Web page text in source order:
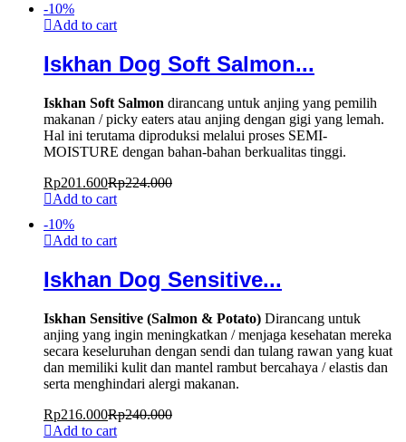
-10%
Add to cart
Iskhan Dog Soft Salmon...
Iskhan Soft Salmon dirancang untuk anjing yang pemilih
makanan / picky eaters atau anjing dengan gigi yang lemah.
Hal ini terutama diproduksi melalui proses SEMI-
MOISTURE dengan bahan-bahan berkualitas tinggi.
Rp201.600Rp224.000
Add to cart
-10%
Add to cart
Iskhan Dog Sensitive...
Iskhan Sensitive (Salmon & Potato) Dirancang untuk
anjing yang ingin meningkatkan / menjaga kesehatan mereka
secara keseluruhan dengan sendi dan tulang rawan yang kuat
dan memiliki kulit dan mantel rambut bercahaya / elastis dan
serta menghindari alergi makanan.
Rp216.000Rp240.000
Add to cart